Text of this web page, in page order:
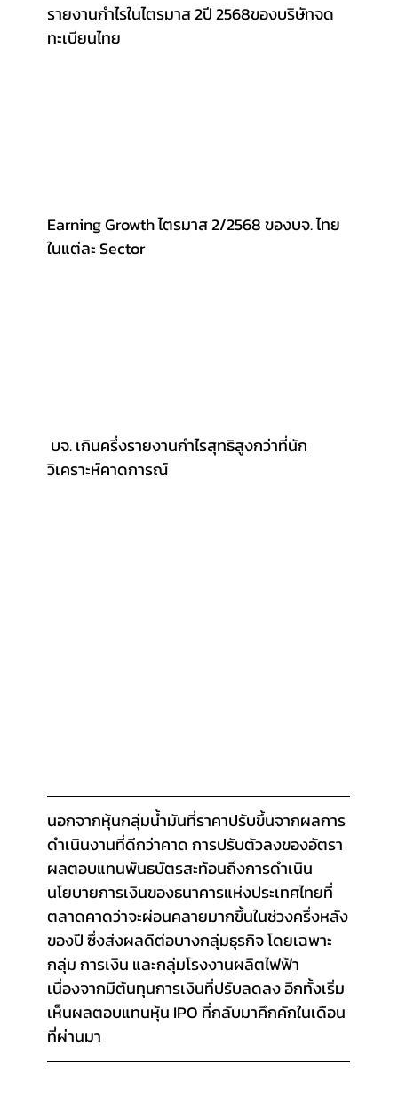
รายงานกำไรในไตรมาส 2ปี 2568ของบริษัทจด
ทะเบียนไทย
Earning Growth ไตรมาส 2/2568 ของบจ. ไทย
ในแต่ละ Sector
บจ. เกินครึ่งรายงานกำไรสุทธิสูงกว่าที่นัก
วิเคราะห์คาดการณ์
นอกจากหุ้นกลุ่มน้ำมันที่ราคาปรับขึ้นจากผลการ
ดำเนินงานที่ดีกว่าคาด การปรับตัวลงของอัตรา
ผลตอบแทนพันธบัตรสะท้อนถึงการดำเนิน
นโยบายการเงินของธนาคารแห่งประเทศไทยที่
ตลาดคาดว่าจะผ่อนคลายมากขึ้นในช่วงครึ่งหลัง
ของปี ซึ่งส่งผลดีต่อบางกลุ่มธุรกิจ โดยเฉพาะ
กลุ่ม การเงิน และกลุ่มโรงงานผลิตไฟฟ้า
เนื่องจากมีต้นทุนการเงินที่ปรับลดลง อีกทั้งเริ่ม
เห็นผลตอบแทนหุ้น IPO ที่กลับมาคึกคักในเดือน
ที่ผ่านมา